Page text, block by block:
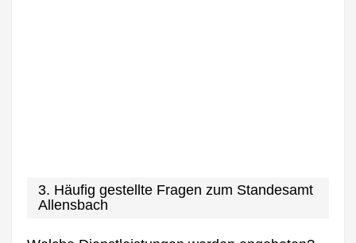
3. Häufig gestellte Fragen zum Standesamt
Allensbach